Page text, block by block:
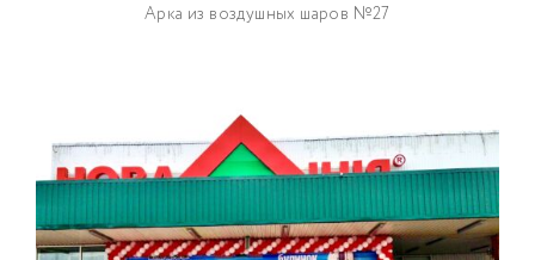
Арка из воздушных шаров №27